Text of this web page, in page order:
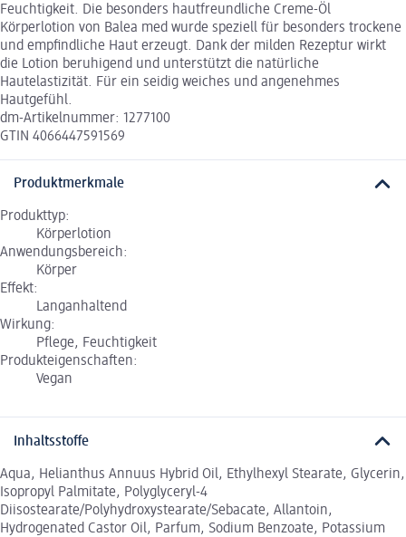
Feuchtigkeit. Die besonders hautfreundliche Creme-Öl
Körperlotion von Balea med wurde speziell für besonders trockene
und empfindliche Haut erzeugt. Dank der milden Rezeptur wirkt
die Lotion beruhigend und unterstützt die natürliche
Hautelastizität. Für ein seidig weiches und angenehmes
Hautgefühl.
dm-Artikelnummer: 1277100
GTIN 4066447591569
Produktmerkmale
Produkttyp:
Körperlotion
Anwendungsbereich:
Körper
Effekt:
Langanhaltend
Wirkung:
Pflege, Feuchtigkeit
Produkteigenschaften:
Vegan
Inhaltsstoffe
Aqua, Helianthus Annuus Hybrid Oil, Ethylhexyl Stearate, Glycerin,
Isopropyl Palmitate, Polyglyceryl-4
Diisostearate/Polyhydroxystearate/Sebacate, Allantoin,
Hydrogenated Castor Oil, Parfum, Sodium Benzoate, Potassium